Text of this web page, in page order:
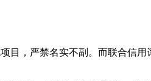
目，严禁名实不副。而联合信